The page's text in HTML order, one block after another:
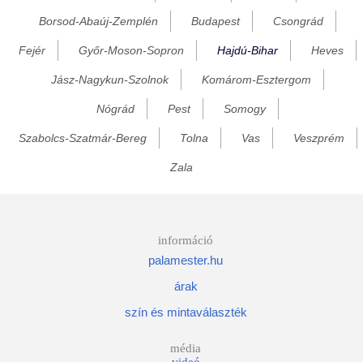
Fülöpháza
Gáborján
Görcsönydoboka
Hajdúböszörmény
Borsod-Abaúj-Zemplén Budapest Csongrád
Fejér Győr-Moson-Sopron Hajdú-Bihar Heves
Jász-Nagykun-Szolnok Komárom-Esztergom
Nógrád Pest Somogy
Szabolcs-Szatmár-Bereg Tolna Vas Veszprém
Zala
információ
palamester.hu
árak
szín és mintaválaszték
média